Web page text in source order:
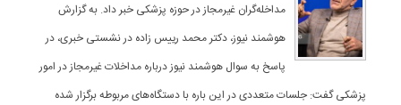
مداخله‌گران غیرمجاز در حوزه پزشکی خبر داد. به گزارش
هوشمند نیوز، دکتر محمد رییس زاده در نشستی خبری، در
پاسخ به سوال هوشمند نیوز درباره مداخلات غیرمجاز در امور
پزشکی گفت: جلسات متعددی در این باره با دستگاه‌های مربوطه برگزار شده